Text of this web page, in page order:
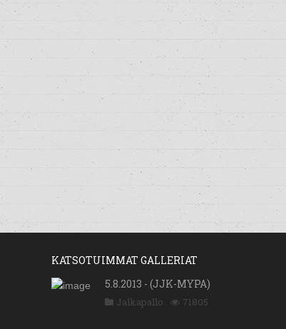
KATSOTUIMMAT GALLERIAT
5.8.2013 - (JJK-MYPA)
Jalkapallo 71805